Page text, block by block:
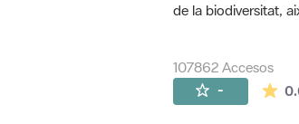
de la biodiversitat,
107862 Accesos
-